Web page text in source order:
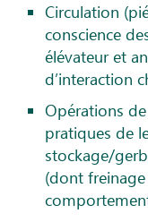
Circulation
conscience
élévateur et
d’interaction
Opérations
pratiques de
stockage/
(dont